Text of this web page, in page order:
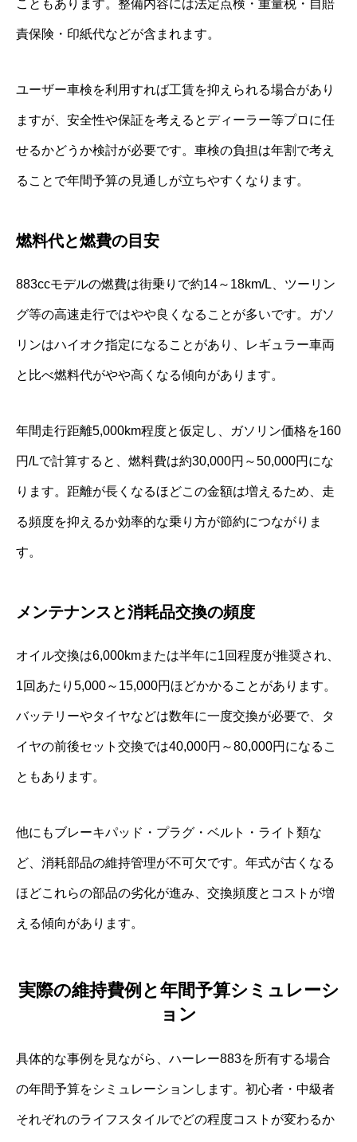
こともあります。整備内容には法定点検・重量税・自賠
責保険・印紙代などが含まれます。
ユーザー車検を利用すれば工賃を抑えられる場合があり
ますが、安全性や保証を考えるとディーラー等プロに任
せるかどうか検討が必要です。車検の負担は年割で考え
ることで年間予算の見通しが立ちやすくなります。
燃料代と燃費の目安
883ccモデルの燃費は街乗りで約14～18km/L、ツーリン
グ等の高速走行ではやや良くなることが多いです。ガソ
リンはハイオク指定になることがあり、レギュラー車両
と比べ燃料代がやや高くなる傾向があります。
年間走行距離5,000km程度と仮定し、ガソリン価格を160
円/Lで計算すると、燃料費は約30,000円～50,000円にな
ります。距離が長くなるほどこの金額は増えるため、走
る頻度を抑えるか効率的な乗り方が節約につながりま
す。
メンテナンスと消耗品交換の頻度
オイル交換は6,000kmまたは半年に1回程度が推奨され、
1回あたり5,000～15,000円ほどかかることがあります。
バッテリーやタイヤなどは数年に一度交換が必要で、タ
イヤの前後セット交換では40,000円～80,000円になるこ
ともあります。
他にもブレーキパッド・プラグ・ベルト・ライト類な
ど、消耗部品の維持管理が不可欠です。年式が古くなる
ほどこれらの部品の劣化が進み、交換頻度とコストが増
える傾向があります。
実際の維持費例と年間予算シミュレーシ
ョン
具体的な事例を見ながら、ハーレー883を所有する場合
の年間予算をシミュレーションします。初心者・中級者
それぞれのライフスタイルでどの程度コストが変わるか